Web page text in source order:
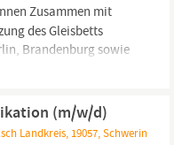
Zusammen mit
des Gleisbetts
Brandenburg sowie
gehört
dich entsprechend
(m/w/d)
Landkreis, 19057, Schwerin